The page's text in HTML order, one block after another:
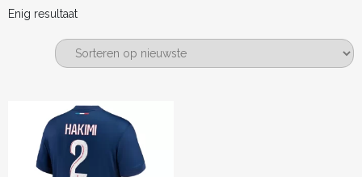
Enig resultaat